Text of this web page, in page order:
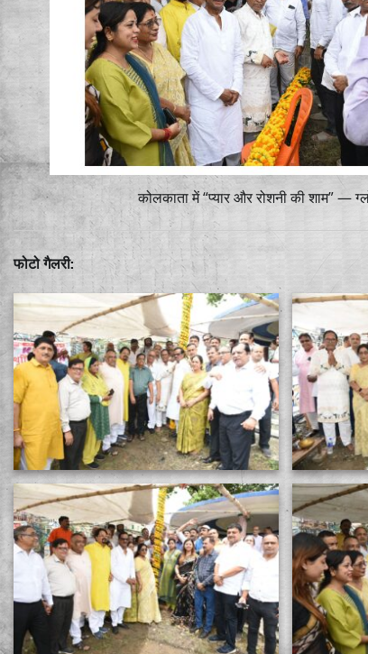
कोलकाता में “प्यार और रोशनी की शाम” —
फोटो गैलरी: